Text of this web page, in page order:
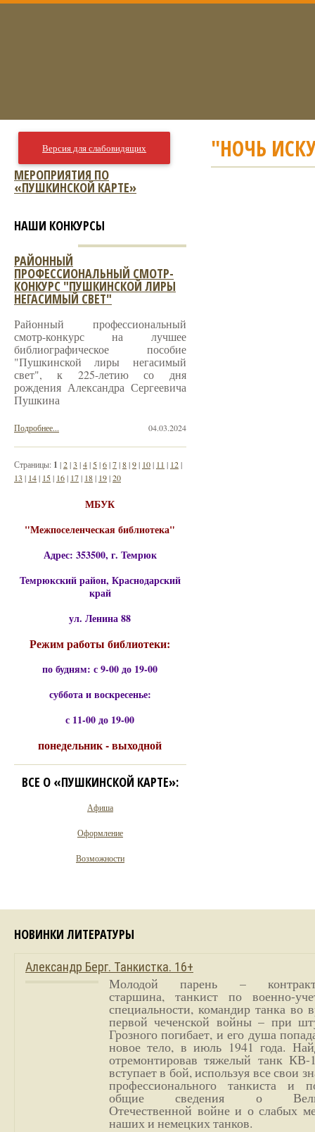
"НОЧЬ
Версия для слабовидящих
МЕРОПРИЯТИЯ ПО
«ПУШКИНСКОЙ КАРТЕ»
НАШИ КОНКУРСЫ
РАЙОННЫЙ
ПРОФЕССИОНАЛЬНЫЙ СМОТР-
КОНКУРС "ПУШКИНСКОЙ ЛИРЫ
НЕГАСИМЫЙ СВЕТ"
Районный профессиональный
смотр-конкурс на лучшее
библиографическое пособие
"Пушкинской лиры негасимый
свет", к 225-летию со дня
рождения Александра Сергеевича
Пушкина
04.03.2024
Подробнее...
Страницы: 1 |2|3 |4| 5|6|7|8|9| 10| 11 | 12|
13 | 14| 15| 16| 17| 18| 19|20
МБУК
"Межпоселенческая библиотека"
Адрес: 353500, г. Темрюк
Темрюкский район, Краснодарский
край
ул. Ленина 88
Режим работы библиотеки:
по будням: с 9-00 до 19-00
суббота и воскресенье:
с 11-00 до 19-00
понедельник - выходной
ВСЕ О «ПУШКИНСКОЙ КАРТЕ»:
Афиша
Оформление
Возможности
НОВИНКИ ЛИТЕРАТУРЫ
Александр Берг. Танкистка. 16+
Молодой парень –
старшина, танкист по военно-
специальности, командир танка во
первой чеченской войны – при
Грозного погибает, и его душа
новое тело, в июль 1941 года.
отремонтировав тяжелый танк
вступает в бой, используя все свои
профессионального танкиста и
общие сведения о
Отечественной войне и о слабых
наших и немецких танков.